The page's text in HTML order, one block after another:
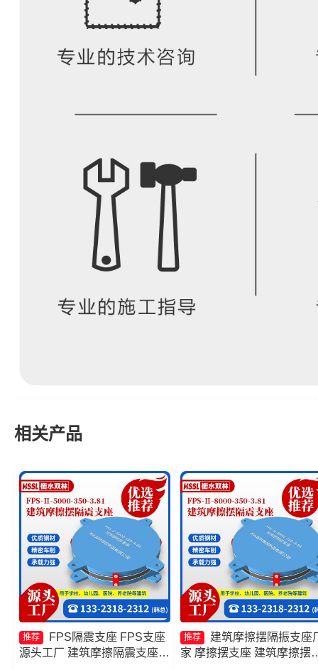
相关产品
推荐
FPS隔震支座 FPS支座
源头工厂 建筑摩擦隔震支座源
推荐
建筑摩擦摆隔振支座
家 摩擦摆支座 建筑摩擦摆